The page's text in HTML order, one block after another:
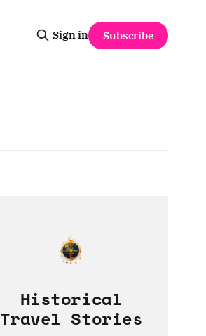
Sign in Subscribe
Historical
Travel Stories